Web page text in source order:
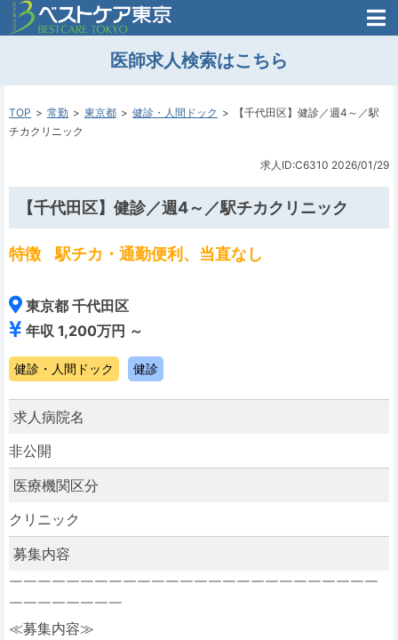
医師がはじめた
医師のための
転職支援
転職支援のお問い合わせ
医師求人検索はこちら
TOP 常勤 東京都 健診・人間ドック
【千代田区】健診／週4～／駅
チカクリニック
求人ID:C6310 2026/01/29
【千代田区】健診／週4～／駅チカクリニック
特徴駅チカ・通勤便利、当直なし
東京都 千代田区
年収 1,200万円 ～
健診・人間ドック 健診
求人病院名
非公開
医療機関区分
クリニック
募集内容
￣￣￣￣￣￣￣￣￣￣￣￣￣￣￣￣￣￣￣￣￣￣￣￣￣￣
￣￣￣￣￣￣￣￣
≪募集内容≫